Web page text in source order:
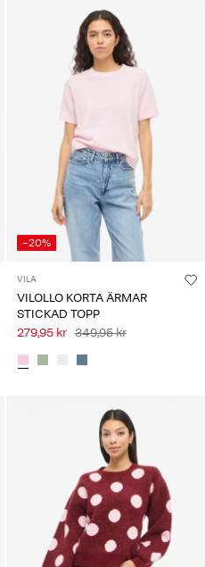
-20%
VILA
VILOLLO KORTA ÄRMAR
STICKAD TOPP
279,95 kr 349,95 kr